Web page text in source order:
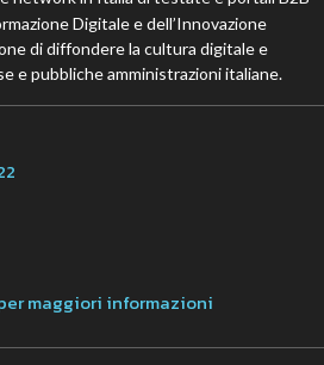
Digitale e dell’Innovazione
di diffondere la cultura digitale e
e pubbliche amministrazioni italiane.
maggiori informazioni